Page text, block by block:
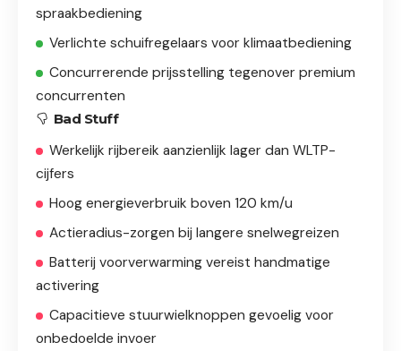
spraakbediening
Verlichte schuifregelaars voor klimaatbediening
Concurrerende prijsstelling tegenover premium
concurrenten
Bad Stuff
Werkelijk rijbereik aanzienlijk lager dan WLTP-
cijfers
Hoog energieverbruik boven 120 km/u
Actieradius-zorgen bij langere snelwegreizen
Batterij voorverwarming vereist handmatige
activering
Capacitieve stuurwielknoppen gevoelig voor
onbedoelde invoer